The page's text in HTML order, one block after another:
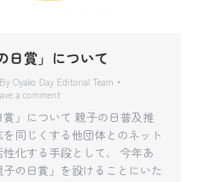
日賞」について
By Oyako Day Editorial Team
a comment
賞」について 親子の日普及推
同じくする他団体とのネット
化する手段として、 今年あ
子の日賞」を設けることにいた